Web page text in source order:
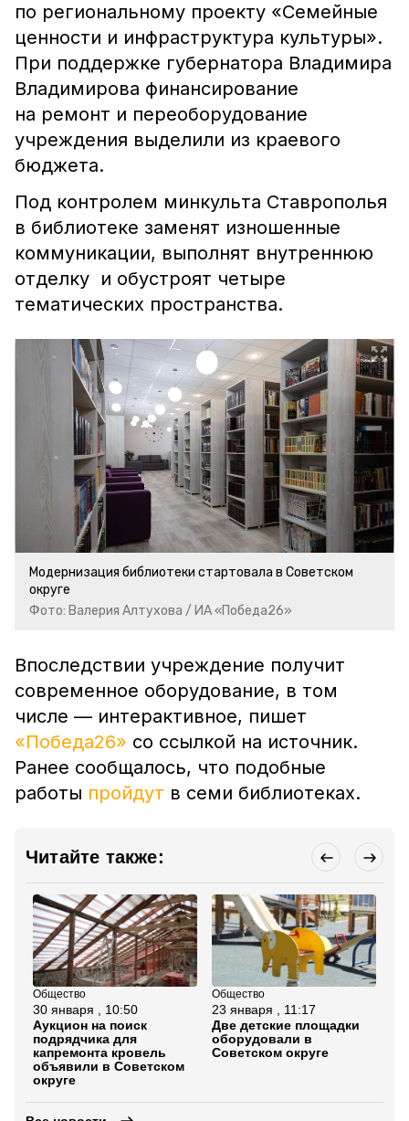
по региональному проекту «Семейные
ценности и инфраструктура культуры».
При поддержке губернатора Владимира
Владимирова финансирование
на ремонт и переоборудование
учреждения выделили из краевого
бюджета.
Под контролем минкульта Ставрополья
в библиотеке заменят изношенные
коммуникации, выполнят внутреннюю
отделку и обустроят четыре
тематических пространства.
Модернизация библиотеки стартовала в Советском
округе
Фото: Валерия Алтухова / ИА «Победа26»
Впоследствии учреждение получит
современное оборудование, в том
числе — интерактивное, пишет
«Победа26» со ссылкой на источник.
Ранее сообщалось, что подобные
работы пройдут в семи библиотеках.
Читайте также:
Общество
30 января , 10:50
Аукцион на поиск
подрядчика для
капремонта кровель
объявили в Советском
округе
Общество
23 января , 11:17
Две детские площадки
оборудовали в
Советском округе